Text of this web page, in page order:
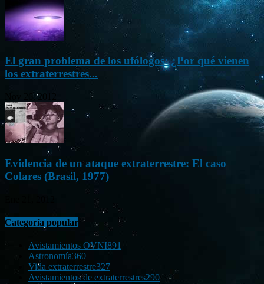
El gran problema de los ufólogos: ¿Por qué vienen
los extraterrestres...
Nov 26, 2012
Evidencia de un ataque extraterrestre: El caso
Colares (Brasil, 1977)
Categoría popular
Avistamientos OVNI891
Astronomía360
Vida extraterrestre327
Avistamientos de extraterrestres290